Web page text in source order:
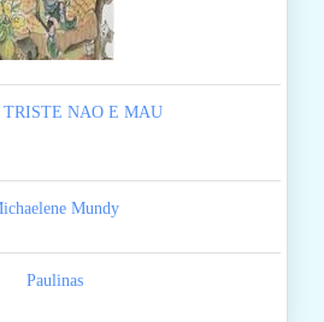
TRISTE NAO E MAU
Mundy
Paulinas